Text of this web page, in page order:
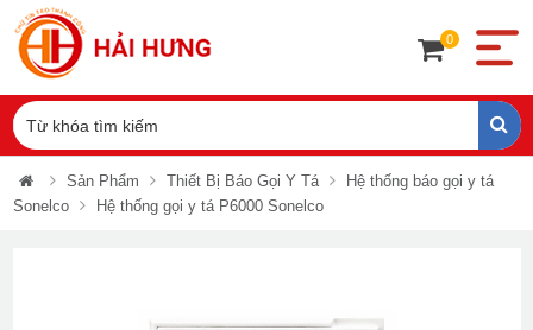
0
Sản Phẩm Thiết Bị Báo Gọi Y Tá
Hệ thống báo gọi y tá
Sonelco
Hệ thống gọi y tá P6000 Sonelco